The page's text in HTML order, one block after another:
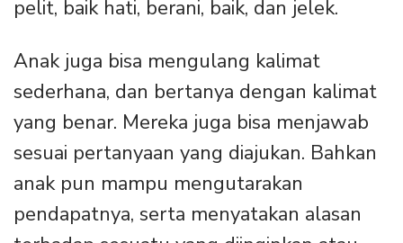
pelit, baik hati, berani, baik, dan jelek.
Anak juga bisa mengulang kalimat
sederhana, dan bertanya dengan kalimat
yang benar. Mereka juga bisa menjawab
sesuai pertanyaan yang diajukan. Bahkan
anak pun mampu mengutarakan
pendapatnya, serta menyatakan alasan